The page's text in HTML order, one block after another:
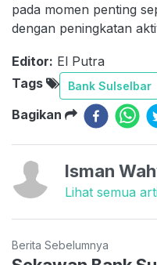
pada momen penting
dengan peningkatan
Editor: El Putra
Tags
Bank Sulselbar
Bagikan
Isman
Lihat semua
Berita Sebelumnya